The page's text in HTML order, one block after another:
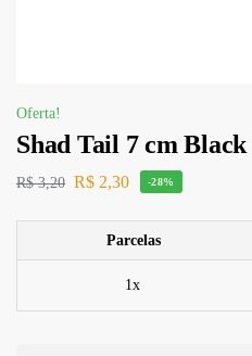
Oferta!
Shad Tail 7 cm Black
R$3,20 R$ 2,30 -28%
Parcelas
1x